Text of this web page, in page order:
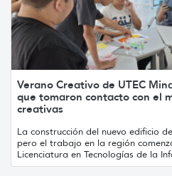
Verano Creativo de UTEC
que tomaron contacto con el
creativas
La construcción del nuevo edificio
pero el trabajo en la región
Licenciatura en Tecnologías de la